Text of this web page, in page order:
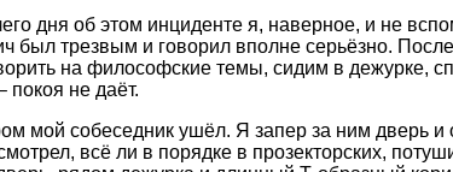
дня об этом инциденте я, наверное, и не
был трезвым и говорил вполне серьёзно.
на философские темы, сидим в дежурке,
покоя не даёт.
мой собеседник ушёл. Я запер за ним дверь
всё ли в порядке в прозекторских,